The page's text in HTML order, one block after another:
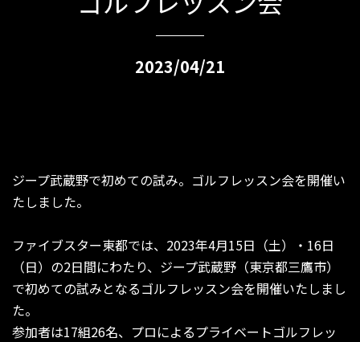
2023/04/21
ジープ武蔵野で初めての試み。ゴルフレッスン会を開催い
たしました。
ファイブスター東都では、2023年4月15日（土）・16日
（日）の2日間にわたり、ジープ武蔵野（東京都三鷹市）
で初めての試みとなるゴルフレッスン会を開催いたしまし
た。
参加者は17組26名、プロによるプライベートゴルフレッ